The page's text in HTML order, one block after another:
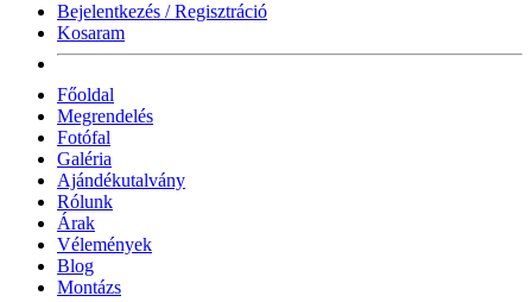
Bejelentkezés / Regisztráció
Kosaram
Főoldal
Megrendelés
Fotófal
Galéria
Ajándékutalvány
Rólunk
Árak
Vélemények
Blog
Montázs